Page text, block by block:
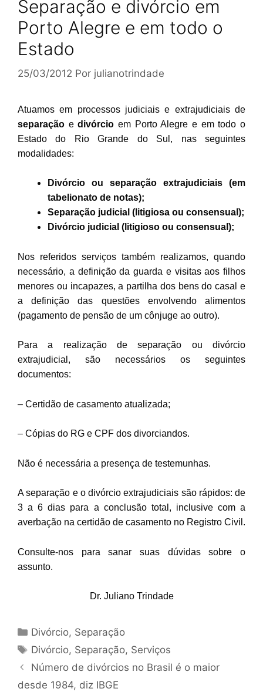
Separação e divórcio em
Porto Alegre e em todo o
Estado
25/03/2012 Por julianotrindade
Atuamos em processos judiciais e extrajudiciais de
separação edivórcio em Porto Alegre e em todo o
Estado do Rio Grande do Sul, nas seguintes
modalidades:
Divórcio ou separação extrajudiciais (em
tabelionato de notas);
Separação judicial (litigiosa ou consensual);
Divórcio judicial (litigioso ou consensual);
Nos referidos serviços também realizamos, quando
necessário, a definição da guarda e visitas aos filhos
menores ou incapazes, a partilha dos bens do casal e
a definição das questões envolvendo alimentos
(pagamento de pensão de um cônjuge ao outro).
Para a realização de separação ou divórcio
extrajudicial, são necessários os seguintes
documentos:
– Certidão de casamento atualizada;
– Cópias do RG e CPF dos divorciandos.
Não é necessária a presença de testemunhas.
A separação e o divórcio extrajudiciais são rápidos: de
3 a 6 dias para a conclusão total, inclusive com a
averbação na certidão de casamento no Registro Civil.
Consulte-nos para sanar suas dúvidas sobre o
assunto.
Dr. Juliano Trindade
Divórcio, Separação
Divórcio, Separação, Serviços
Número de divórcios no Brasil é o maior
desde 1984, diz IBGE